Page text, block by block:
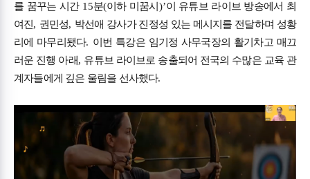
를 꿈꾸는 시간 15분(이하 미꿈시 )’이 유튜브 라이브 방송에서 최
여진 , 권민성, 박선애 강사가 진정성 있는 메시지를 전달하며 성황
리에 마무리됐다. 이번 특강은 임기정 사무국장의 활기차고 매끄
러운 진행 아래, 유튜브 라이브로 송출되어 전국의 수많은 교육 관
계자들에게 깊은 울림을 선사했다.